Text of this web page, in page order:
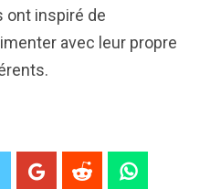
ont inspiré de
avec leur propre